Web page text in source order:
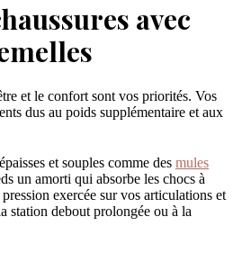
avec
et le confort sont vos priorités. Vos
dus au poids supplémentaire et aux
et souples comme des mules
un amorti qui absorbe les chocs à
exercée sur vos articulations et
station debout prolongée ou à la